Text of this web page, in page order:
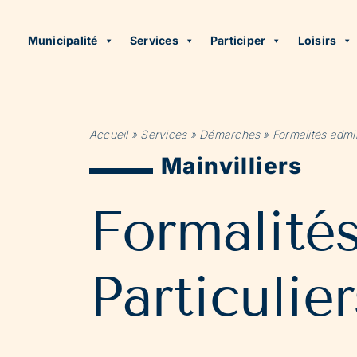
Municipalité Services Participer Loisirs
Accueil» Services» Démarches» Formalités
Mainvilliers